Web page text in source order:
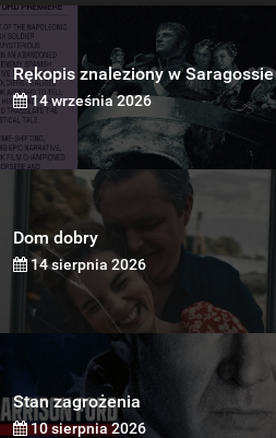
Rękopis znaleziony w Saragossie
14 września 2026
Dom dobry
14 sierpnia 2026
Stan zagrożenia
10 sierpnia 2026